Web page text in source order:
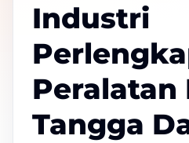
Industri
Peralatan
Tangga